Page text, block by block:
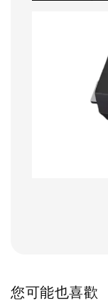
您可能也喜歡